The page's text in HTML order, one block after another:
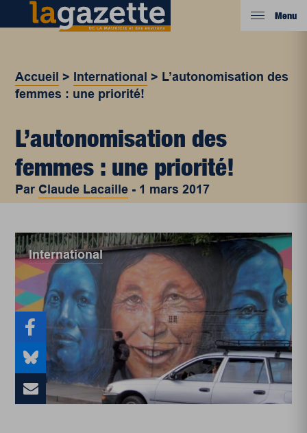
Menu
Accueil > International > L’autonomisation des
femmes : une priorité!
L’autonomisation des
femmes : une priorité!
Par Claude Lacaille - 1 mars 2017
International